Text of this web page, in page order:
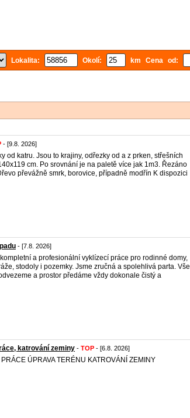
Lokalita: Okolí: km Cena od:
- [9.8. 2026]
od katru. Jsou to krajiny, odřezky od a z prken, střešních
cm. Po srovnání je na paletě více jak 1m3. Řezáno
převážně smrk, borovice, případně modřín K dispozici
- [7.8. 2026]
a profesionální vyklízecí práce pro rodinné domy,
stodoly i pozemky. Jsme zručná a spolehlivá parta. Vše
a prostor předáme vždy dokonale čistý a
katrování zeminy - TOP - [6.8. 2026]
ÚPRAVA TERÉNU KATROVÁNÍ ZEMINY